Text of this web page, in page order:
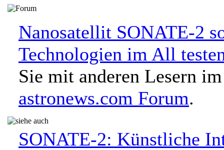
Nanosatellit SONATE-2
Technologien im All
Sie mit anderen Lesern im
astronews.com Forum.
SONATE-2: Künstliche